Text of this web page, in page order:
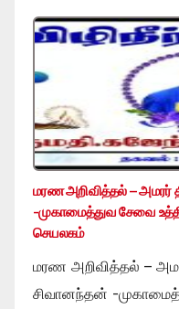
மரண அறிவித்தல் – அமரர்
-முகாமைத்துவ சேவை
செயலகம்
மரண அறிவித்தல் –
சிவானந்தன் -